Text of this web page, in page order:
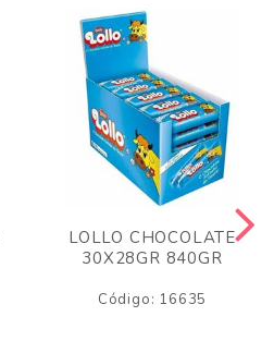
LOLLO CHOCOLATE
30X28GR 840GR
Código: 16635